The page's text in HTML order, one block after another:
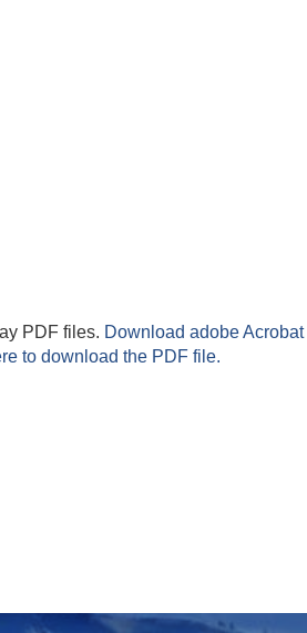
PDF files. Download adobe Acrobat
to download the PDF file.